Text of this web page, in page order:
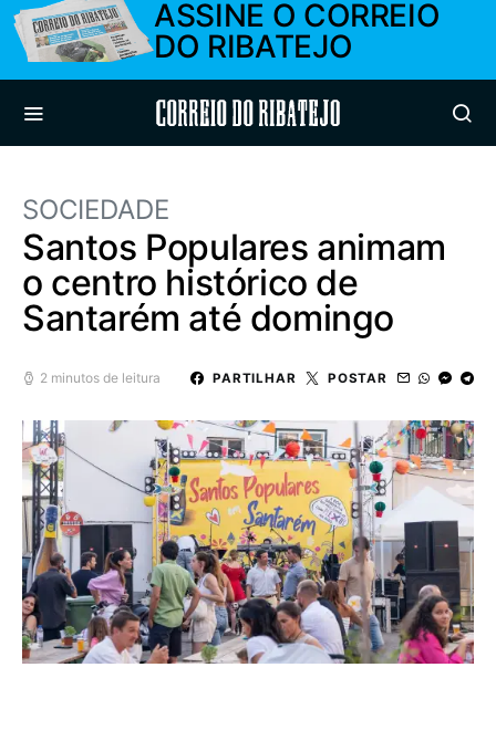
ASSINE O CORREIO
DO RIBATEJO
Correio do Ribatejo
SOCIEDADE
Santos Populares animam
o centro histórico de
Santarém até domingo
2 minutos de leitura PARTILHAR POSTAR